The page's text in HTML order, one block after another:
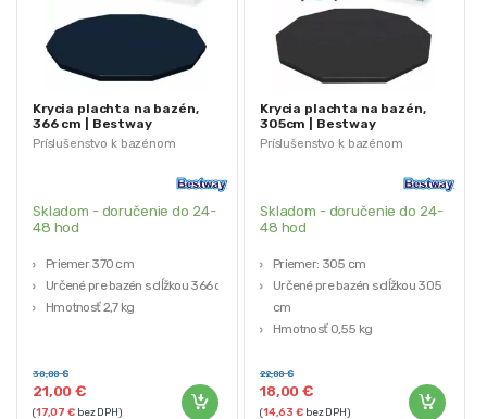
Príslušenstvo k bazénom
Krycia plachta na bazén,
366 cm | Bestway
Skladom - doručenie do 24-
48 hod
Priemer 370 cm
Určené pre bazén s dĺžkou 366 cm
Hmotnosť 2,7 kg
21,00€
30,00€
(17,07€bez DPH)
Príslušenstvo k bazénom
Krycia plachta na bazén,
305cm | Bestway
Skladom - doručenie do 24-
48 hod
Priemer: 305 cm
Určené pre bazén s dĺžkou 305
cm
Hmotnosť 0,55 kg
18,00€
22,00€
(14,63€bez DPH)